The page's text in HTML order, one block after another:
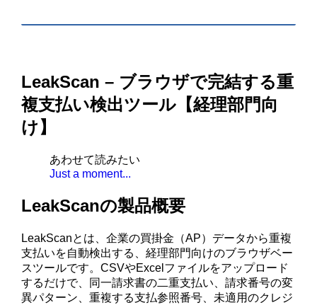
LeakScan – ブラウザで完結する重
複支払い検出ツール【経理部門向
け】
あわせて読みたい
Just a moment...
LeakScanの製品概要
LeakScanとは、企業の買掛金（AP）データから重複
支払いを自動検出する、経理部門向けのブラウザベー
スツールです。CSVやExcelファイルをアップロード
するだけで、同一請求書の二重支払い、請求番号の変
異パターン、重複する支払参照番号、未適用のクレジ